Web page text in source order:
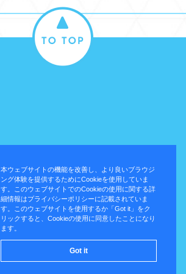
本ウェブサイトの機能を改善し、より良いブラウジ
ング体験を提供するためにCookieを使用していま
す。このウェブサイトでのCookieの使用に関する詳
細情報はプライバシーポリシーに記載されていま
す。このウェブサイトを使用するか「Got it」をク
リックすると、Cookieの使用に同意したことになり
ます。
Got it